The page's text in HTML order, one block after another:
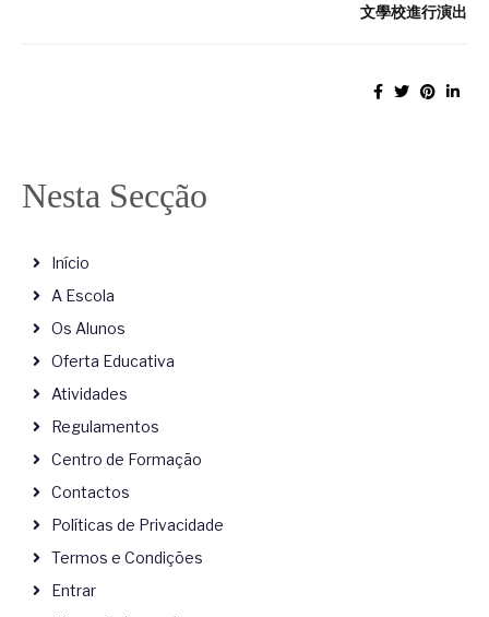
文學校進行演出
Nesta Secção
Início
A Escola
Os Alunos
Oferta Educativa
Atividades
Regulamentos
Centro de Formação
Contactos
Políticas de Privacidade
Termos e Condições
Entrar